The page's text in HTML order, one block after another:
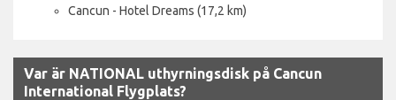
Cancun - Hotel Dreams (17,2 km)
Var är NATIONAL uthyrningsdisk på Cancun
International Flygplats?